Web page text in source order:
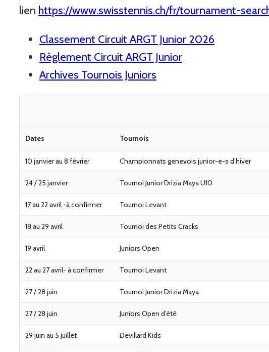
lien https://www.swisstennis.ch/fr/tournament-
Classement Circuit ARGT Junior 2026
Règlement Circuit ARGT Junior
Archives Tournois Juniors
Dates Tournois
10 janvier au 8 février Championnats genevois junior-e-s d’hiver
24 / 25 janvier Tournoi Junior Drizia Maya U10
17 au 22 avril -à confirmer Tournoi Levant
18 au 29 avril Tournoi des Petits Cracks
19 avril Juniors Open
22 au 27 avril- à confirmer Tournoi Levant
27 / 28 juin Tournoi Junior Drizia Maya
27 / 28 juin Juniors Open d’été
29 juin au 5 juillet Devillard Kids